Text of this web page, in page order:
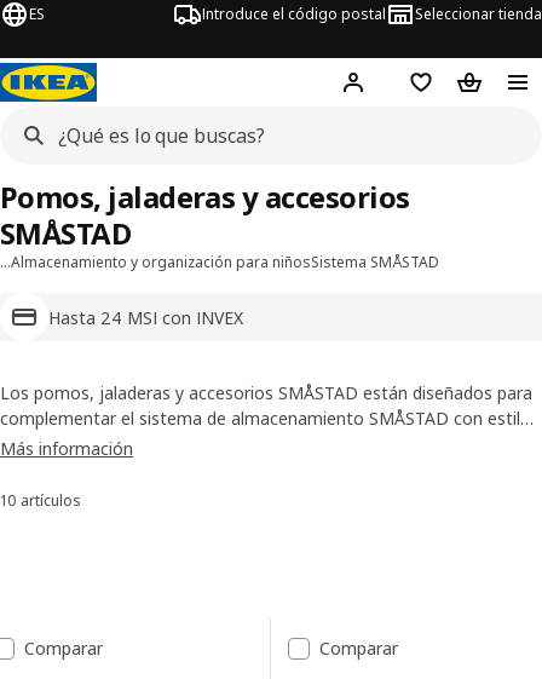
ES Introduce el código postal Seleccionar tienda
Hej! Inicia sesión o
Lista de la
Carrito
…Almacenamiento y organización para niñosSistema SMÅSTAD
Hasta 24 MSI con INVEX
Pomos, jaladeras y accesorios
SMÅSTAD
Los pomos, jaladeras y accesorios SMÅSTAD están diseñados para
complementar el sistema de almacenamiento SMÅSTAD con estilo
y funcionalidad. Con opciones de diseño moderno y prácticas, estos
muebles.
Más información
Ordenar y filtrar
10 artículos
Lista de resultados
Comparar Comparar